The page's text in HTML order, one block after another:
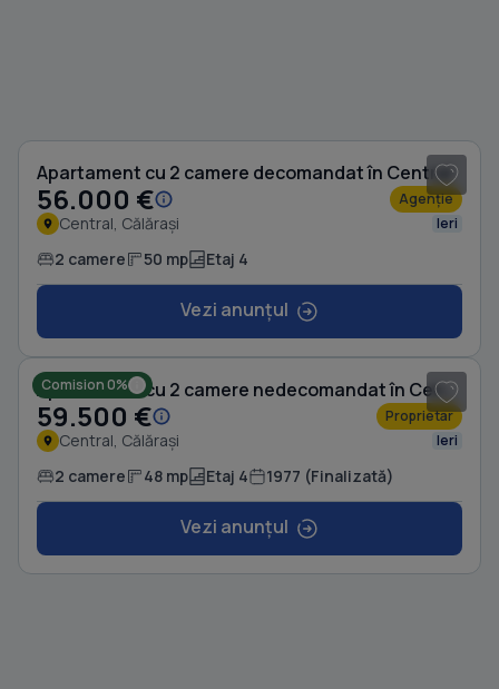
Apartament cu 2 camere decomandat în Central
56.000 € Agenție
Central, Călărași Ieri
2 camere 50 mp Etaj 4
Vezi anunțul
Comision 0% Apartament cu 2 camere nedecomandat în Central
59.500 € Proprietar
Central, Călărași Ieri
2 camere 48 mp Etaj 4 1977 (Finalizată)
Vezi anunțul